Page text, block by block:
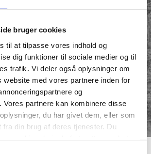
bruger cookies
til at tilpasse vores indhold og
dig funktioner til sociale medier og til
trafik. Vi deler også oplysninger om
website med vores partnere inden for
og
Vores partnere kan kombinere disse
du har givet dem, eller som
fra din brug af deres tjenester. Du